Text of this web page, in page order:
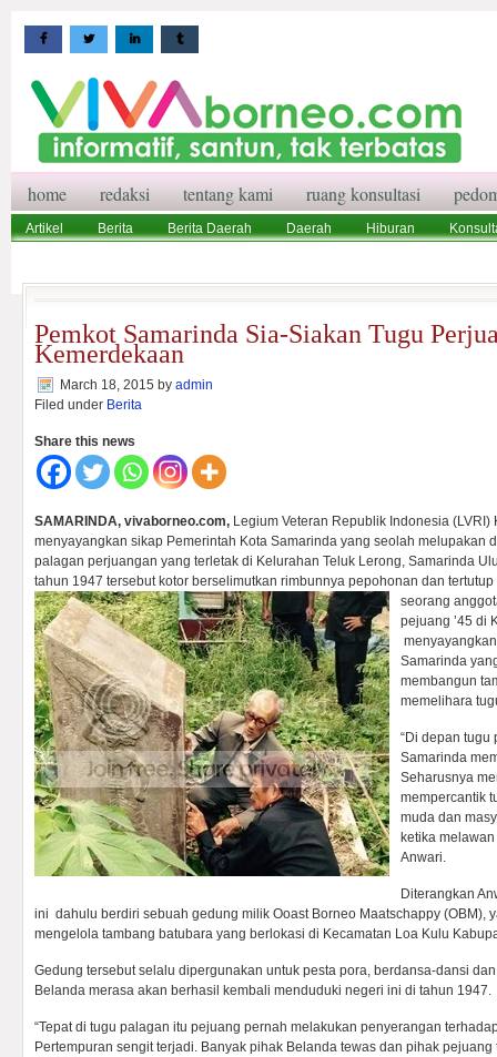
home redaksi tentang kami ruang konsultasi
Artikel Berita Berita Daerah Daerah Hiburan
Pemkot Samarinda Sia-Siakan Tugu
Kemerdekaan
March 18, 2015 by admin
Filed under Berita
Share this news
SAMARINDA, vivaborneo.com, Legium Veteran Republik Indonesia (LVRI)
menyayangkan sikap Pemerintah Kota Samarinda yang seolah melupakan
palagan perjuangan yang terletak di Kelurahan Teluk Lerong, Samarinda
tahun 1947 tersebut kotor berselimutkan rimbunnya pepohonan dan
seorang
pejuang ’45 di
Samarinda
membangun
memelihara
“Di depan tugu
Samarinda
Seharusnya
mempercantik
muda dan
ketika
Anwari.
Diterangkan
ini dahulu berdiri sebuah gedung milik Ooast Borneo Maatschappy (OBM),
mengelola tambang batubara yang berlokasi di Kecamatan Loa Kulu
Gedung tersebut selalu dipergunakan untuk pesta pora, berdansa-dansi
Belanda merasa akan berhasil kembali menduduki negeri ini di tahun 1947.
“Tepat di tugu palagan itu pejuang pernah melakukan penyerangan
Pertempuran sengit terjadi. Banyak pihak Belanda tewas dan pihak pejuang